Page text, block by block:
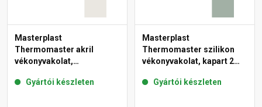
Masterplast
Thermomaster akril
vékonyvakolat,
45-F 25 kg
Gyártói készleten
Masterplast
Thermomaster szilikon
vékonyvakolat, kapart 2
Gyártói készleten